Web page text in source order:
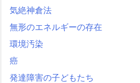
気絶神倉法
無形のエネルギーの存在
環境汚染
癌
発達障害の子どもたち